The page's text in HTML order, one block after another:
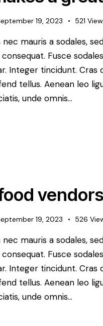
19, 2023 521
nec mauris a sodales,
Fusce
Integer tincidunt. Cras
tellus. Aenean leo
unde omnis…
19, 2023 526
nec mauris a sodales,
Fusce
Integer tincidunt. Cras
tellus. Aenean leo
unde omnis…